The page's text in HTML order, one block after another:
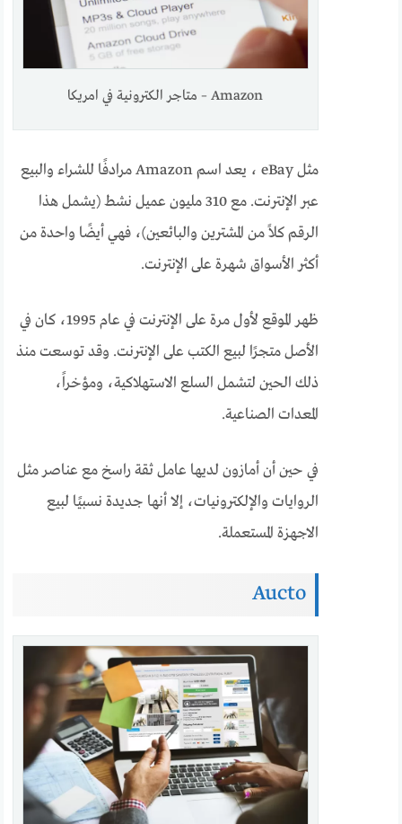
Amazon – متاجر الكترونية في امريكا
مثل eBay ، يعد اسم Amazon مرادفًا للشراء والبيع
عبر الإنترنت. مع 310 مليون عميل نشط (يشمل هذا
الرقم كلاً من المشترين والبائعين)، فهي أيضًا واحدة من
أكثر الأسواق شهرة على الإنترنت.
ظهر الموقع لأول مرة على الإنترنت في عام 1995، كان في
الأصل متجرًا لبيع الكتب على الإنترنت. وقد توسعت منذ
ذلك الحين لتشمل السلع الاستهلاكية، ومؤخراً،
المعدات الصناعية.
في حين أن أمازون لديها عامل ثقة راسخ مع عناصر مثل
الروايات والإلكترونيات، إلا أنها جديدة نسبيًا لبيع
الاجهزة المستعملة.
Aucto